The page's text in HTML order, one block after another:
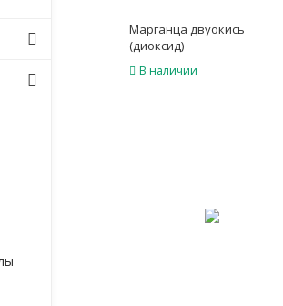
Марганца двуокись
(диоксид)
В наличии